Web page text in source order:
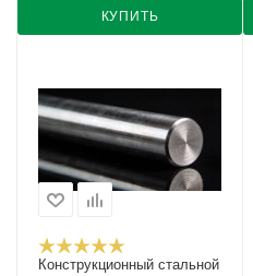
КУПИТЬ
Конструкционный стальной